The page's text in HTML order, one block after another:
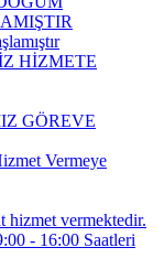
HİZMETE
GÖREVE
Vermeye
hizmet vermektedir.
- 16:00 Saatleri